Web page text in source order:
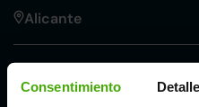
Consentimiento
Alicante